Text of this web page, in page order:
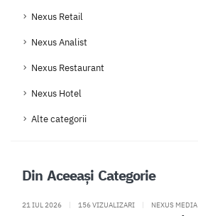
Nexus Retail
Nexus Analist
Nexus Restaurant
Nexus Hotel
Alte categorii
Din Aceeași Categorie
21 IUL 2026 | 156 VIZUALIZARI | NEXUS MEDIA